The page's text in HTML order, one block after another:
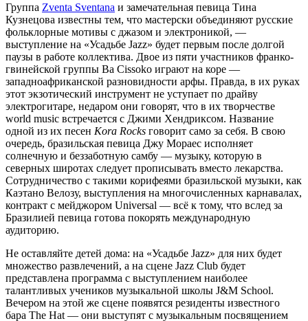
Группа Zventa Sventana и замечательная певица Тина
Кузнецова известны тем, что мастерски объединяют русские
фольклорные мотивы с джазом и электроникой, —
выступление на «Усадьбе Jazz» будет первым после долгой
паузы в работе коллектива. Двое из пяти участников франко-
гвинейской группы Ba Cissoko играют на коре —
западноафриканской разновидности арфы. Правда, в их руках
этот экзотический инструмент не уступает по драйву
электрогитаре, недаром они говорят, что в их творчестве
world music встречается с Джими Хендриксом. Название
одной из их песен Kora Rocks говорит само за себя. В свою
очередь, бразильская певица Джу Мораес исполняет
солнечную и беззаботную самбу — музыку, которую в
северных широтах следует прописывать вместо лекарства.
Сотрудничество с такими корифеями бразильской музыки, как
Каэтано Велозу, выступления на многочисленных карнавалах,
контракт с мейджором Universal — всё к тому, что вслед за
Бразилией певица готова покорять международную
аудиторию.
Не оставляйте детей дома: на «Усадьбе Jazz» для них будет
множество развлечений, а на сцене Jazz Club будет
представлена программа с выступлением наиболее
талантливых учеников музыкальной школы J&M School.
Вечером на этой же сцене появятся резиденты известного
бара The Hat — они выступят с музыкальным посвящением